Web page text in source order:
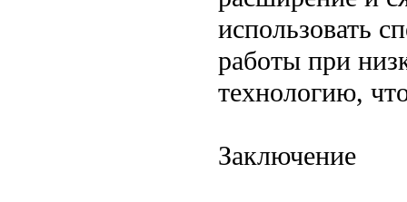
использовать
работы при
технологию,
Заключение